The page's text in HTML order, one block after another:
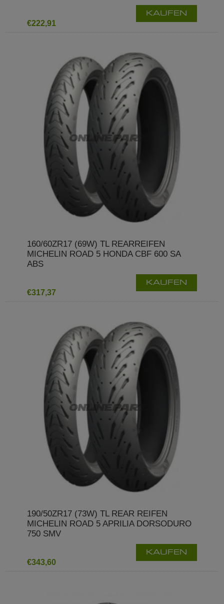
€222,91
KAUFEN
160/60ZR17 (69W) TL REARREIFEN
MICHELIN ROAD 5 HONDA CBF 600 SA
ABS
€317,37
KAUFEN
190/50ZR17 (73W) TL REAR REIFEN
MICHELIN ROAD 5 APRILIA DORSODURO
750 SMV
€343,60
KAUFEN